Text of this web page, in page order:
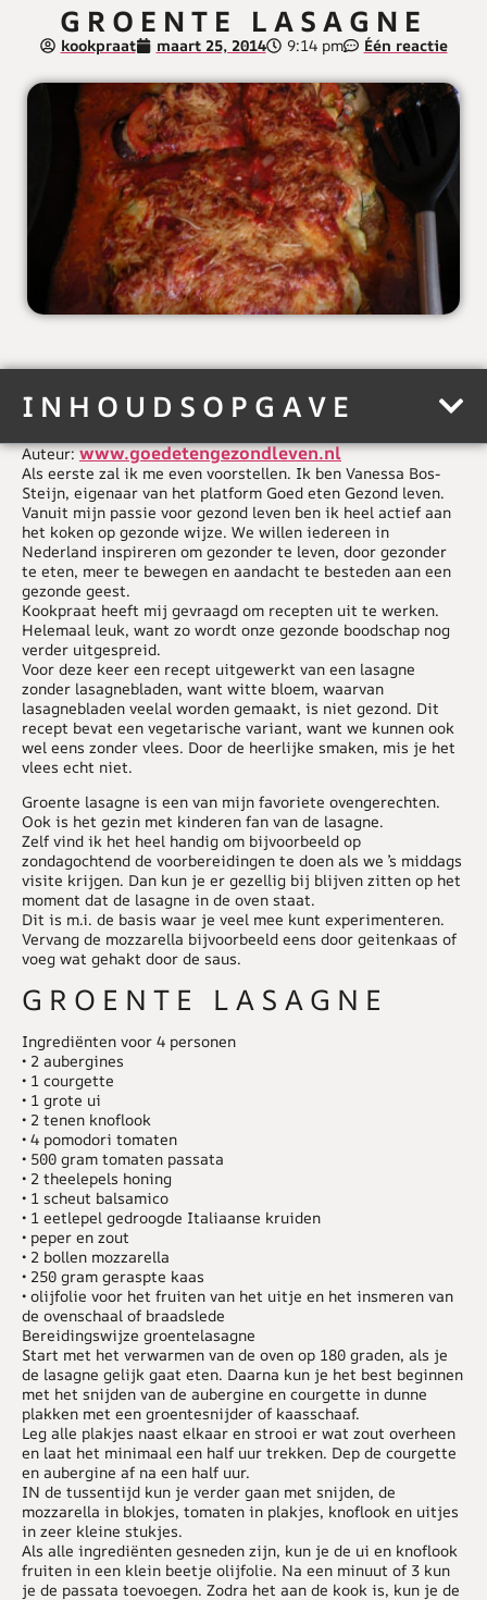
GROENTE LASAGNE
kookpraat maart 25, 2014 9:14 pm Één reactie
INHOUDSOPGAVE
Auteur:www.goedetengezondleven.nl
Als eerste zal ik me even voorstellen. Ik ben Vanessa Bos-
Steijn, eigenaar van het platform Goed eten Gezond leven.
Vanuit mijn passie voor gezond leven ben ik heel actief aan
het koken op gezonde wijze. We willen iedereen in
Nederland inspireren om gezonder te leven, door gezonder
te eten, meer te bewegen en aandacht te besteden aan een
gezonde geest.
Kookpraat heeft mij gevraagd om recepten uit te werken.
Helemaal leuk, want zo wordt onze gezonde boodschap nog
verder uitgespreid.
Voor deze keer een recept uitgewerkt van een lasagne
zonder lasagnebladen, want witte bloem, waarvan
lasagnebladen veelal worden gemaakt, is niet gezond. Dit
recept bevat een vegetarische variant, want we kunnen ook
wel eens zonder vlees. Door de heerlijke smaken, mis je het
vlees echt niet.
Groente lasagne is een van mijn favoriete ovengerechten.
Ook is het gezin met kinderen fan van de lasagne.
Zelf vind ik het heel handig om bijvoorbeeld op
zondagochtend de voorbereidingen te doen als we ’s middags
visite krijgen. Dan kun je er gezellig bij blijven zitten op het
moment dat de lasagne in de oven staat.
Dit is m.i. de basis waar je veel mee kunt experimenteren.
Vervang de mozzarella bijvoorbeeld eens door geitenkaas of
voeg wat gehakt door de saus.
GROENTE LASAGNE
Ingrediënten voor 4 personen
• 2 aubergines
• 1 courgette
• 1 grote ui
• 2 tenen knoflook
• 4 pomodori tomaten
• 500 gram tomaten passata
• 2 theelepels honing
• 1 scheut balsamico
• 1 eetlepel gedroogde Italiaanse kruiden
• peper en zout
• 2 bollen mozzarella
• 250 gram geraspte kaas
• olijfolie voor het fruiten van het uitje en het insmeren van
de ovenschaal of braadslede
Bereidingswijze groentelasagne
Start met het verwarmen van de oven op 180 graden, als je
de lasagne gelijk gaat eten. Daarna kun je het best beginnen
met het snijden van de aubergine en courgette in dunne
plakken met een groentesnijder of kaasschaaf.
Leg alle plakjes naast elkaar en strooi er wat zout overheen
en laat het minimaal een half uur trekken. Dep de courgette
en aubergine af na een half uur.
IN de tussentijd kun je verder gaan met snijden, de
mozzarella in blokjes, tomaten in plakjes, knoflook en uitjes
in zeer kleine stukjes.
Als alle ingrediënten gesneden zijn, kun je de ui en knoflook
fruiten in een klein beetje olijfolie. Na een minuut of 3 kun
je de passata toevoegen. Zodra het aan de kook is, kun je de